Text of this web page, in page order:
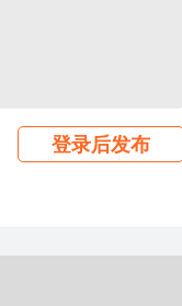
登录后发布